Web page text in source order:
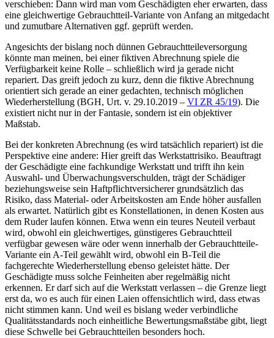
verschieben: Dann wird man vom Geschädigten eher erwarten, dass
eine gleichwertige Gebrauchtteil-Variante von Anfang an mitgedacht
und zumutbare Alternativen ggf. geprüft werden.
Angesichts der bislang noch dünnen Gebrauchtteileversorgung
könnte man meinen, bei einer fiktiven Abrechnung spiele die
Verfügbarkeit keine Rolle – schließlich wird ja gerade nicht
repariert. Das greift jedoch zu kurz, denn die fiktive Abrechnung
orientiert sich gerade an einer gedachten, technisch möglichen
Wiederherstellung (BGH, Urt. v. 29.10.2019 – VI ZR 45/19). Die
existiert nicht nur in der Fantasie, sondern ist ein objektiver
Maßstab.
Bei der konkreten Abrechnung (es wird tatsächlich repariert) ist die
Perspektive eine andere: Hier greift das Werkstattrisiko. Beauftragt
der Geschädigte eine fachkundige Werkstatt und trifft ihn kein
Auswahl- und Überwachungsverschulden, trägt der Schädiger
beziehungsweise sein Haftpflichtversicherer grundsätzlich das
Risiko, dass Material- oder Arbeitskosten am Ende höher ausfallen
als erwartet. Natürlich gibt es Konstellationen, in denen Kosten aus
dem Ruder laufen können. Etwa wenn ein teures Neuteil verbaut
wird, obwohl ein gleichwertiges, günstigeres Gebrauchtteil
verfügbar gewesen wäre oder wenn innerhalb der Gebrauchtteile-
Variante ein A-Teil gewählt wird, obwohl ein B-Teil die
fachgerechte Wiederherstellung ebenso geleistet hätte. Der
Geschädigte muss solche Feinheiten aber regelmäßig nicht
erkennen. Er darf sich auf die Werkstatt verlassen – die Grenze liegt
erst da, wo es auch für einen Laien offensichtlich wird, dass etwas
nicht stimmen kann. Und weil es bislang weder verbindliche
Qualitätsstandards noch einheitliche Bewertungsmaßstäbe gibt, liegt
diese Schwelle bei Gebrauchtteilen besonders hoch.